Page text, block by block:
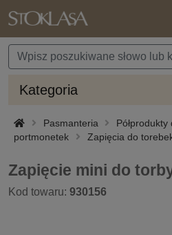
Kategoria
Pasmanteria
portmonetek
Zapięcia do
Zapięcie mini do
Kod towaru: 930156